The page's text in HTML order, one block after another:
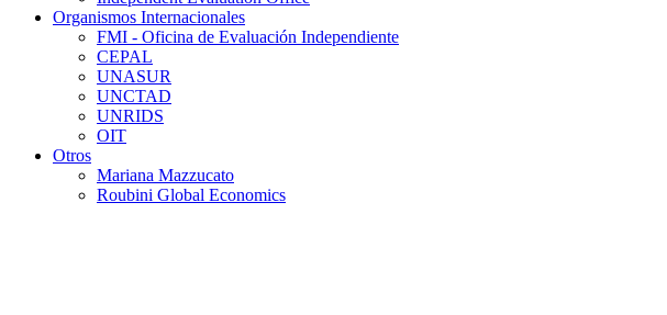
Organismos Internacionales
FMI - Oficina de Evaluación Independiente
CEPAL
UNASUR
UNCTAD
UNRIDS
OIT
Otros
Mariana Mazzucato
Roubini Global Economics